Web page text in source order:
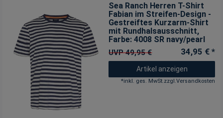
Sea Ranch Herren T-Shirt
Fabian im Streifen-Design -
Gestreiftes Kurzarm-Shirt
mit Rundhalsausschnitt,
Farbe: 4008 SR navy/pearl
UVP 49,95 € 34,95 € *
Artikel anzeigen
*inkl. ges. MwSt.zzgl.Versandkosten